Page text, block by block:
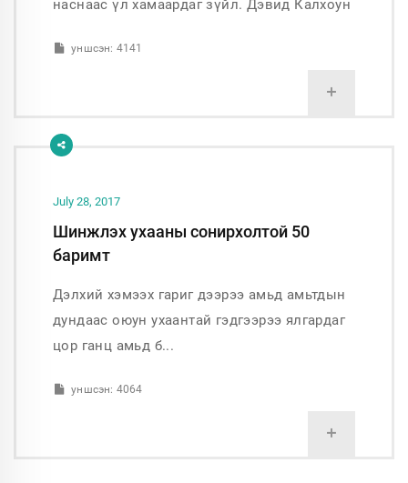
наснаас үл хамаардаг зүйл. Дэвид Калхоун
уншсэн: 4141
+
July 28, 2017
Шинжлэх ухааны сонирхолтой 50
баримт
Дэлхий хэмээх гариг дээрээ амьд амьтдын
дундаас оюун ухаантай гэдгээрээ ялгардаг
цор ганц амьд б...
уншсэн: 4064
+